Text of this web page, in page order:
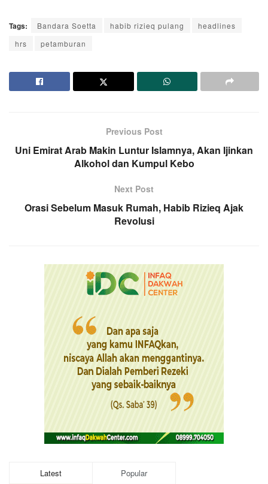
Tags: Bandara Soetta habib rizieq pulang
headlines
hrs
petamburan
Previous Post
Uni Emirat Arab Makin Luntur Islamnya, Akan Ijinkan
Alkohol dan Kumpul Kebo
Next Post
Orasi Sebelum Masuk Rumah, Habib Rizieq Ajak
Revolusi
Latest Popular